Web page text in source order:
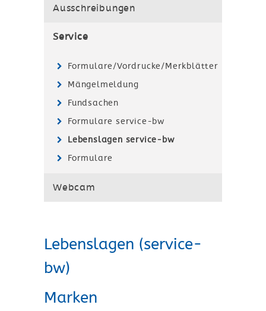
Ausschreibungen
Service
Formulare/Vordrucke/Merkblätter
Mängelmeldung
Fundsachen
Formulare service-bw
Lebenslagen service-bw
Formulare
Webcam
Lebenslagen (service-
bw)
Marken